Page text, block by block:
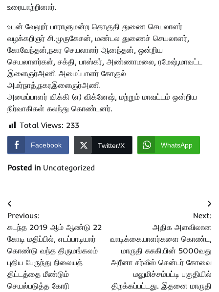
உரையாற்றினார்.
உடன் வேலூர் பாராளுமன்ற தொகுதி துணை செயலாளர்
வழக்கறிஞர் சி.முருகேசன், மண்டல துணைச் செயலாளர்,
கோவேந்தன்,நகர செயலாளர் ஆனந்தன், ஒன்றிய
செயலாளர்கள், சக்தி, பாஸ்கர், அண்ணாமலை, ரமேஷ்,மாவட்ட
இளைஞர்அணி அமைப்பாளர் கோகுல்
அமர்நாத்,நகரஇளைஞர்அணி
அமைப்பாளர் விக்கி (எ) விக்னேஷ், மற்றும் மாவட்டம் ஒன்றிய
நிர்வாகிகள் கலந்து கொண்டனர்.
Total Views: 233
Facebook Twitter/X WhatsApp
Posted in Uncategorized
Post
navigation
Previous:
கடந்த 2019 ஆம் ஆண்டு 22
கோடி மதிப்பில், எடப்பாடியார்
கொண்டு வந்த திருமங்கலம்
புதிய பேருந்து நிலையத்
திட்டத்தை மீண்டும்
செயல்படுத்த கோரி
Next:
அதிக அளவிலான
வாடிக்கையாளர்களை கொண்ட,
மாருதி சுசுகியின் 5000வது
அரீனா சர்வீஸ் சென்டர் கோவை
மலுமிச்சம்பட்டி பகுதியில்
திறக்கப்பட்டது. இதனை மாருதி